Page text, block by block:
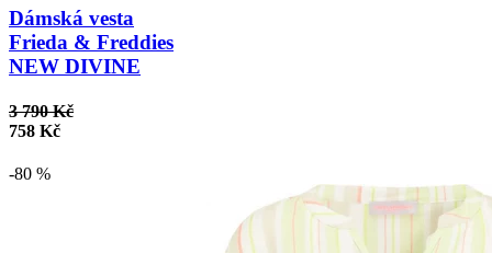
Dámská vesta
Frieda & Freddies
NEW DIVINE
3 790 Kč
758 Kč
-80 %